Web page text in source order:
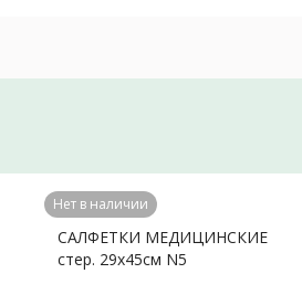
Нет в наличии
САЛФЕТКИ МЕДИЦИНСКИЕ
стер. 29х45см N5